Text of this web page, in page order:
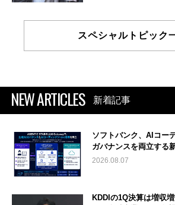
スペシャルトピック
NEW ARTICLES 新着記事
ソフトバンク、AIコー
ガバナンスを両立する
2026.08.07
KDDIの1Q決算は増収